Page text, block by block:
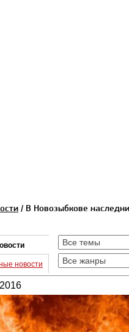
/ В Новозыбкове
новости